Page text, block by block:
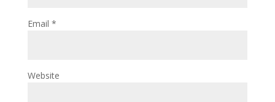
Email *
Website